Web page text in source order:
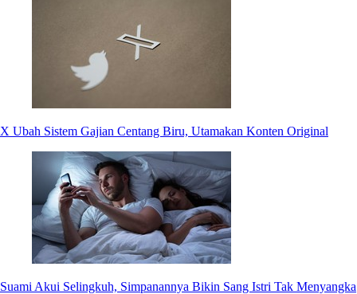
X Ubah Sistem Gajian Centang Biru, Utamakan Konten Original
Suami Akui Selingkuh, Simpanannya Bikin Sang Istri Tak Menyangka